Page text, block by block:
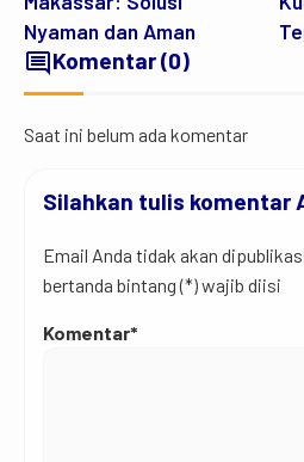
Nyaman dan Aman
commentKomentar (0)
Saat ini belum ada komentar
Silahkan tulis komentar
Email Anda tidak akan
bertanda bintang (*) wajib diisi
Komentar*